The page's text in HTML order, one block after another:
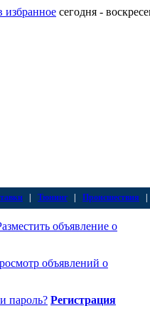
избранное сегодня -
Тюнинг Происшествия
объявление о
объявлений о
пароль? Регистрация